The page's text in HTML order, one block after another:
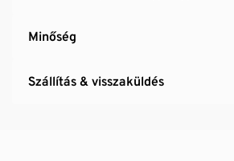
Minőség
Szállítás & visszaküldés